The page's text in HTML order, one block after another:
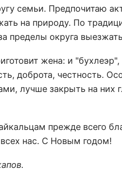
семьи. Предпочитаю
на природу. По
пределы округа
жена: и
доброта, честность.
лучше закрыть на них
прежде всего
нас. С Новым годом!